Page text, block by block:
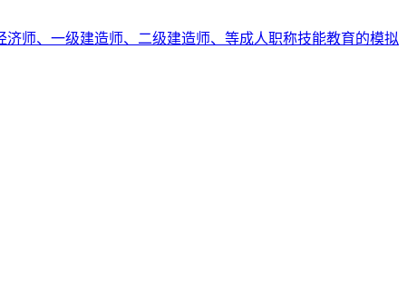
师、一级建造师、二级建造师、等成人职称技能教育的模拟